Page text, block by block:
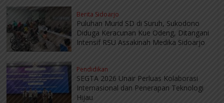
Berita Sidoarjo
Puluhan Murid SD di Suruh, Sukodono
Diduga Keracunan Kue Odeng, Ditangani
Intensif RSU Assakinah Medika Sidoarjo
Pendidikan
SEGTA 2026 Unair Perluas Kolaborasi
Internasional dan Penerapan Teknologi
Hijau